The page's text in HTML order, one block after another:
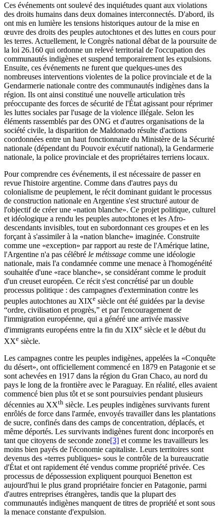
Ces événements ont soulevé des inquiétudes quant aux violations
des droits humains dans deux domaines interconnectés. D'abord, ils
ont mis en lumière les tensions historiques autour de la mise en
œuvre des droits des peuples autochtones et des luttes en cours pour
les terres. Actuellement, le Congrès national débat de la poursuite de
la loi 26.160 qui ordonne un relevé territorial de l'occupation des
communautés indigènes et suspend temporairement les expulsions.
Ensuite, ces événements ne furent que quelques-unes des
nombreuses interventions violentes de la police provinciale et de la
Gendarmerie nationale contre des communautés indigènes dans la
région. Ils ont ainsi constitué une nouvelle articulation très
préoccupante des forces de sécurité de l'État agissant pour réprimer
les luttes sociales par l'usage de la violence illégale. Selon les
éléments rassemblés par des ONG et d'autres organisations de la
société civile, la disparition de Maldonado résulte d'actions
coordonnées entre un haut fonctionnaire du Ministère de la Sécurité
nationale (dépendant du Pouvoir exécutif national), la Gendarmerie
nationale, la police provinciale et des propriétaires terriens locaux.
Pour comprendre ces événements, il est nécessaire de passer en
revue l'histoire argentine. Comme dans d'autres pays du
colonialisme de peuplement, le récit dominant guidant le processus
de construction nationale en Argentine s'est structuré autour de
l'objectif de créer une «nation blanche». Ce projet politique, culturel
et idéologique a rendu les peuples autochtones et les Afro-
descendants invisibles, tout en subordonnant ces groupes et en les
forçant à s'assimiler à la «nation blanche» imaginée. Construite
comme une «exception» par rapport au reste de l'Amérique latine,
l'Argentine n'a pas célébré le métissage comme une idéologie
nationale, mais l'a condamnée comme une menace à l'homogénéité
souhaitée d'une «race blanche», se considérant comme le produit
d'un creuset européen. Ce récit s'est concrétisé par un double
processus politique : des campagnes d'extermination contre les
peuples autochtones au XIXe siècle ont été guidées par la devise
“ordre, civilisation et progrès,” et par l'encouragement de
l'immigration européenne, qui a généré une arrivée massive
d'immigrants européens entre la fin du XIXe siècle et le début du
XXe siècle.
Les campagnes contre les peuples indigènes, appelées la «Conquête
du désert», ont officiellement commencé en 1879 en Patagonie et se
sont achevées en 1917 dans la région du Gran Chaco, au nord du
pays le long de la frontière avec le Paraguay. En réalité, elles avaient
commencé bien plus tôt et se sont poursuivies pendant plusieurs
décennies au XXth siècle. Les peuples indigènes survivants furent
enrôlés de force dans l'armée, envoyés travailler dans les plantations
de sucre, confinés dans des camps de concentration, déplacés, et
même déportés. Les survivants indigènes furent donc incorporés en
tant que citoyens de seconde zone[3] et comme les travailleurs les
moins bien payés de l'économie capitaliste. Leurs territoires sont
devenus des «terres publiques» sous le contrôle de la bureaucratie
d'État et ont rapidement été vendus comme propriété privée. Ces
processus de dépossession expliquent pourquoi Benetton est
aujourd'hui le plus grand propriétaire foncier en Patagonie, parmi
d'autres entreprises étrangères, tandis que la plupart des
communautés indigènes manquent de titres de propriété et sont sous
la menace constante d'expulsion.